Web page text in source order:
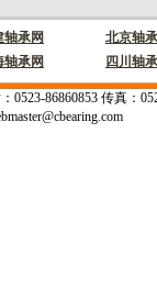
轴承网 北京轴
轴承网 四川轴
86860853 传真：